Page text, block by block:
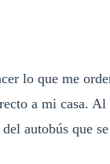
lo que me
a mi casa.
autobús que